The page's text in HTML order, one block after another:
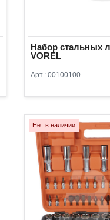
Набор стальных
VOREL
Арт.: 00100100
Нет в наличии